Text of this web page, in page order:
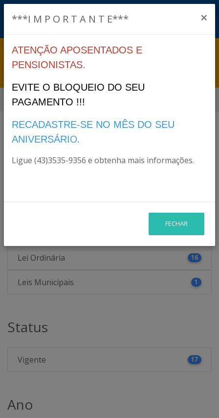
LEGISLAÇÃO
Início Legislação
Filtro
Lei Ordinária 16
Leis Municipais 1
Status
Vigente 17
Ano
***I M P O R T A N T E*** ×
ATENÇÃO APOSENTADOS E
PENSIONISTAS.
EVITE O BLOQUEIO DO SEU
PAGAMENTO !!!
RECADASTRE-SE NO MÊS DO SEU
ANIVERSÁRIO.
Ligue (43)3535-9356 e obtenha mais informações.
FECHAR